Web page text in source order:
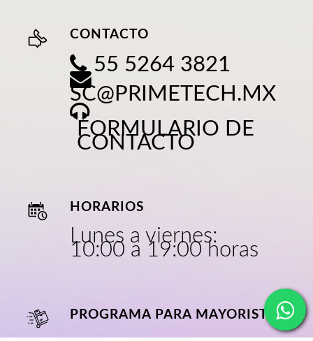
CONTACTO
55 5264 3821
SC@PRIMETECH.MX
FORMULARIO DE
CONTACTO
HORARIOS
Lunes a viernes:
10:00 a 19:00 horas
PROGRAMA PARA MAYORISTAS